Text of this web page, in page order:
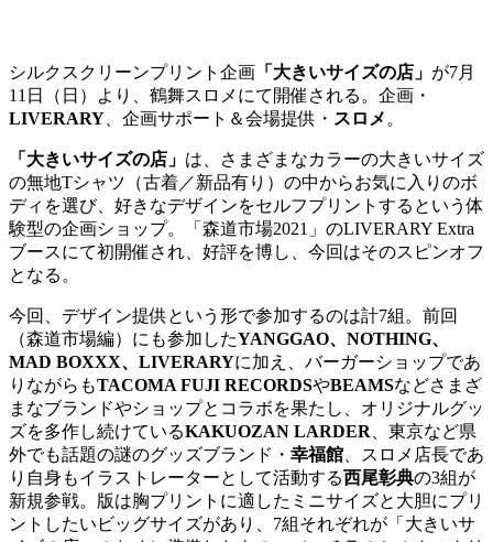
シルクスクリーンプリント企画 「大きいサイズの店」 が7月
11日（日）より、鶴舞スロメにて開催される。企画・
LIVERARY 、企画サポート＆会場提供・ スロメ 。
「大きいサイズの店」 は、さまざまなカラーの大きいサイズ
の無地Tシャツ（古着／新品有り）の中からお気に入りのボ
ディを選び、好きなデザインをセルフプリントするという体
験型の企画ショップ。「森道市場2021」のLIVERARY Extra
ブースにて初開催され、好評を博し、今回はそのスピンオフ
となる。
今回、デザイン提供という形で参加するのは計7組。前回
（森道市場編）にも参加したYANGGAO、NOTHING、
MAD BOXXX、LIVERARYに加え、バーガーショップであ
りながらもTACOMA FUJI RECORDSやBEAMSなどさまざ
まなブランドやショップとコラボを果たし、オリジナルグッ
ズを多作し続けているKAKUOZAN LARDER 、東京など県
外でも話題の謎のグッズブランド・ 幸福館 、スロメ店長であ
り自身もイラストレーターとして活動する西尾彰典の3組が
新規参戦。版は胸プリントに適したミニサイズと大胆にプリ
ントしたいビッグサイズがあり、7組それぞれが「大きいサ